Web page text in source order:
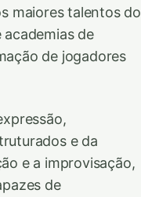
maiores talentos do
de
de jogadores
e da
e a improvisação,
de